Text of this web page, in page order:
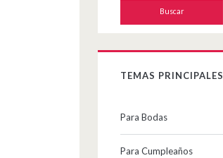
TEMAS PRINCIPALES
Para Bodas
Para Cumpleaños